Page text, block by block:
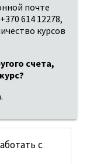
почте
614 12278,
курсов
счета,
с